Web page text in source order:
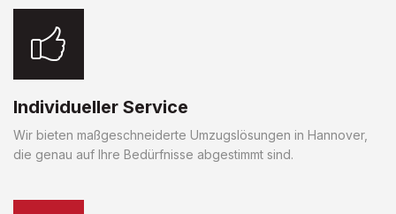
Individueller Service
Wir bieten maßgeschneiderte Umzugslösungen in Hannover,
die genau auf Ihre Bedürfnisse abgestimmt sind.